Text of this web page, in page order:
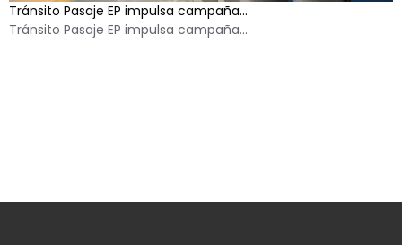
Tránsito Pasaje EP impulsa campaña...
Tránsito Pasaje EP impulsa campaña...